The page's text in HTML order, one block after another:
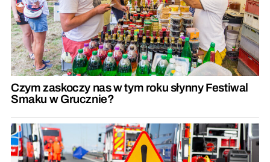
Czym zaskoczy nas w tym roku słynny Festiwal
Smaku w Grucznie?